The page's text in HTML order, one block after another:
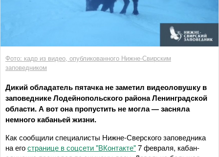
Фото: кадр из видео, опубликованного Нижне-Свирским
заповедником
Дикий обладатель пятачка не заметил видеоловушку в
заповеднике Лодейнопольского района Ленинградской
области. А вот она пропустить не могла — засняла
немного кабаньей жизни.
Как сообщили специалисты Нижне-Сверского заповедника
на егостранице в соцсети "ВКонтакте"7 февраля, кабан-